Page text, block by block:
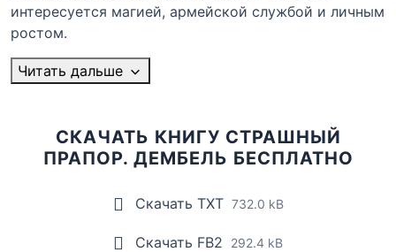
интересуется магией, армейской службой и личным
ростом.
Читать дальше
СКАЧАТЬ КНИГУ СТРАШНЫЙ
ПРАПОР. ДЕМБЕЛЬ БЕСПЛАТНО
Скачать TXT 732.0 kB
Скачать FB2 292.4 kB